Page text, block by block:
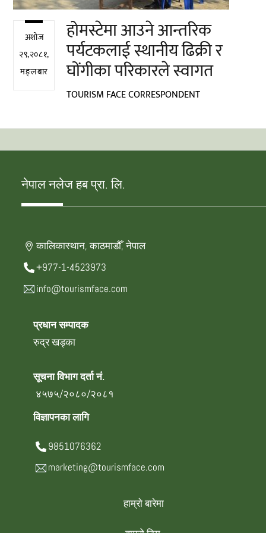
अशोज
२९,२०८१,
मङ्लबार
होमस्टेमा आउने आन्तरिक
पर्यटकलाई स्थानीय ढिक्री र
घोंगीका परिकारले स्वागत
TOURISM FACE CORRESPONDENT
नेपाल नलेज हब प्रा. लि.
कालिकास्थान, काठमाडौँ, नेपाल
+977-1-4523973
info@tourismface.com
प्रधान सम्पादक
रुद्र खड्का
सूचना विभाग दर्ता नं.
४५७५/२०८०/२०८१
विज्ञापनका लागि
9851076362
marketing@tourismface.com
हाम्रो बारेमा